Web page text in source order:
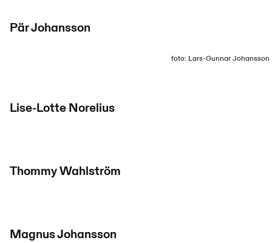
Pär Johansson
foto: Lars-Gunnar Johansson
Lise-Lotte Norelius
Thommy Wahlström
Magnus Johansson